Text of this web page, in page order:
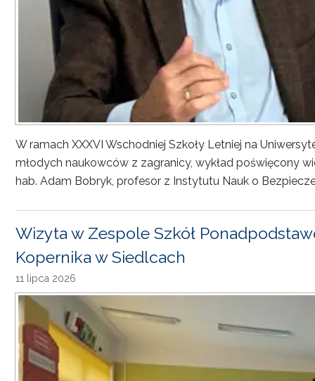
W ramach XXXVI Wschodniej Szkoły Letniej na
młodych naukowców z zagranicy, wykład poświęcony
hab. Adam Bobryk, profesor z Instytutu Nauk o
Wizyta w Zespole Szkół
Kopernika w Siedlcach
11 lipca 2026